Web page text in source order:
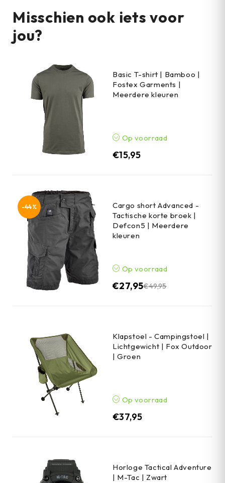
Misschien ook iets voor
jou?
Basic T-shirt | Bamboo |
Fostex Garments |
Meerdere kleuren
Op voorraad
€15,95
-44%
Cargo short Advanced -
Tactische korte broek |
Defcon5 | Meerdere
kleuren
Op voorraad
€49,95
€27,95
Klapstoel - Campingstoel |
Lichtgewicht | Fox Outdoor
| Groen
Op voorraad
€37,95
Horloge Tactical Adventure
| M-Tac | Zwart